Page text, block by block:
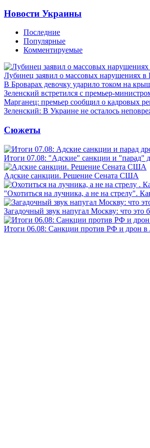
Новости Украины
Последние
Популярные
Комментируемые
Лубинец заявил о массовых нарушениях
В Броварах девочку ударило током на
Зеленский встретился с премьер-
Марганец: премьер сообщил о кадровых
Зеленский: В Украине не осталось
Сюжеты
Итоги 07.08: "Адские" санкции и "парад"
Адские санкции. Решение Сената США
"Охотиться на лучника, а не на стрелу".
Загадочный звук напугал Москву: что это
Итоги 06.08: Санкции против РФ и дрон в